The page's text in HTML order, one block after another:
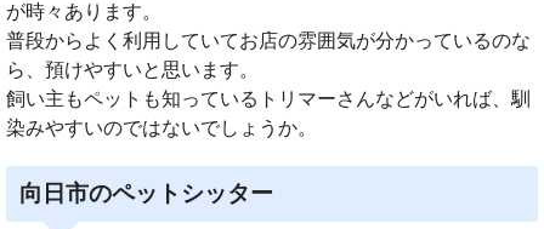
が時々あります。
普段からよく利用していてお店の雰囲気が分かっているのな
ら、預けやすいと思います。
飼い主もペットも知っているトリマーさんなどがいれば、馴
染みやすいのではないでしょうか。
向日市のペットシッター